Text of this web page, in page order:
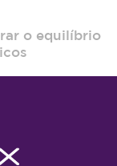
o equilíbrio